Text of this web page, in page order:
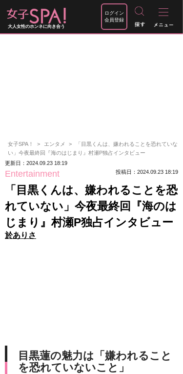
大人女性のホンネに向き合う
ログイン
会員登録
女子SPA！ エンタメ
「目黒くんは、嫌われることを恐れていな
い」今夜最終回『海のはじまり』村瀬P独占インタビュー
更新日：2024.09.23 18:19
Entertainment 投稿日：2024.09.23 18:19
「目黒くんは、嫌われることを恐
れていない」今夜最終回『海のは
じまり』村瀬P独占インタビュー
於ありさ
目黒蓮の魅力は「嫌われること
を恐れていないこと」